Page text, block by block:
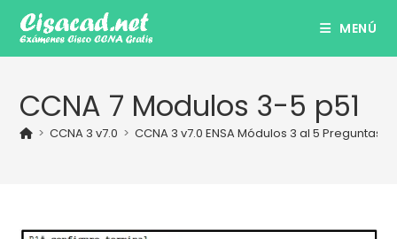
contenido
MENÚ
CCNA 7 Modulos 3-5 p51
> CCNA 3 v7.0 > CCNA 3 v7.0 ENSA Módulos 3 al 5 Preguntas